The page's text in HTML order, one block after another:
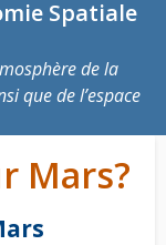
Spatiale
de la
que de l’espace
Mars?